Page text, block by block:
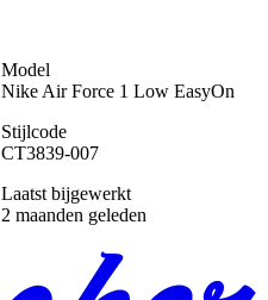
Model
Nike Air Force 1 Low EasyOn
Stijlcode
CT3839-007
Laatst bijgewerkt
2 maanden geleden